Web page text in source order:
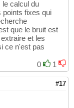
le calcul du
points fixes qui
que le bruit est
et les
ce n'est pas
0
1
#17